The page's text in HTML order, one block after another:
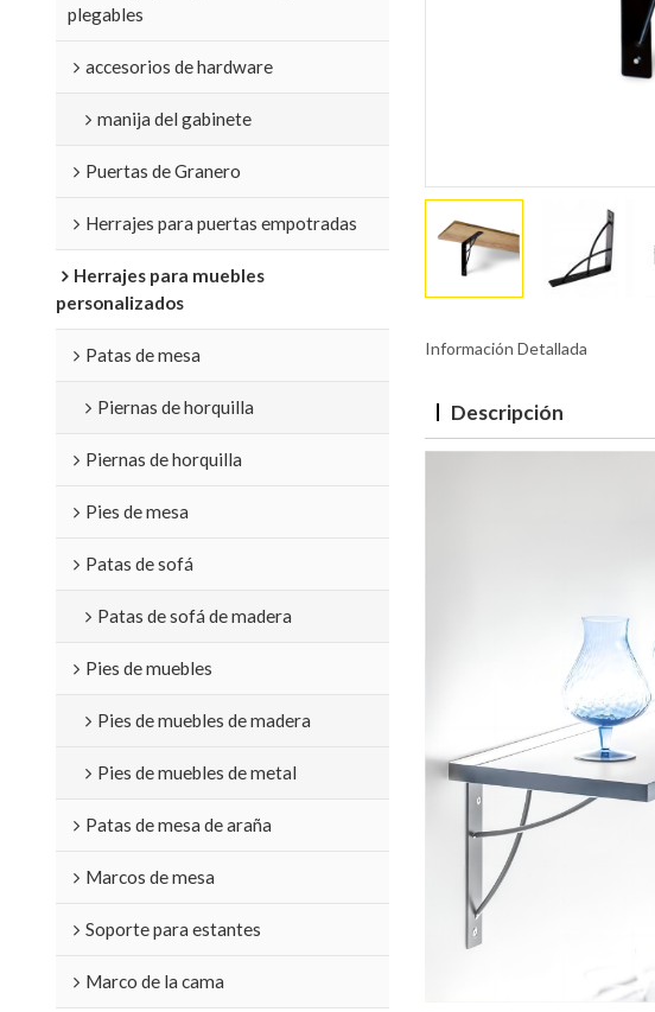
plegables
accesorios de hardware
manija del gabinete
Puertas de Granero
Herrajes para puertas empotradas
Herrajes para muebles
personalizados
Patas de mesa
Piernas de horquilla
Piernas de horquilla
Pies de mesa
Patas de sofá
Patas de sofá de madera
Pies de muebles
Pies de muebles de madera
Pies de muebles de metal
Patas de mesa de araña
Marcos de mesa
Soporte para estantes
Marco de la cama
Información Detallada
Descripción